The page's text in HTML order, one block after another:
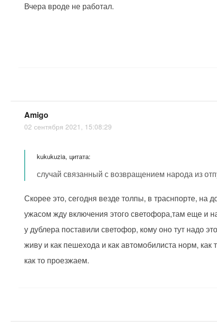
Вчера вроде не работал.
Amigo
02 сентября 2021, 15:08:29
kukukuzia, цитата:
случай связанный с возвращением народа из
Скорее это, сегодня везде толпы, в траснпорте, на
ужасом жду включения этого светофора,там еще и
у дублера поставили светофор, кому оно тут надо
живу и как пешехода и как автомобилиста норм, как
как то проезжаем.